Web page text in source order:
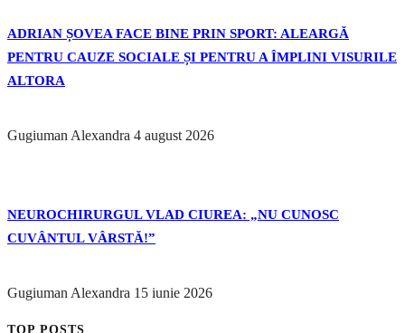
ADRIAN ȘOVEA FACE BINE PRIN SPORT: ALEARGĂ
PENTRU CAUZE SOCIALE ȘI PENTRU A ÎMPLINI VISURILE
ALTORA
Gugiuman Alexandra 4 august 2026
NEUROCHIRURGUL VLAD CIUREA: „NU CUNOSC
CUVÂNTUL VÂRSTĂ!”
Gugiuman Alexandra 15 iunie 2026
TOP POSTS